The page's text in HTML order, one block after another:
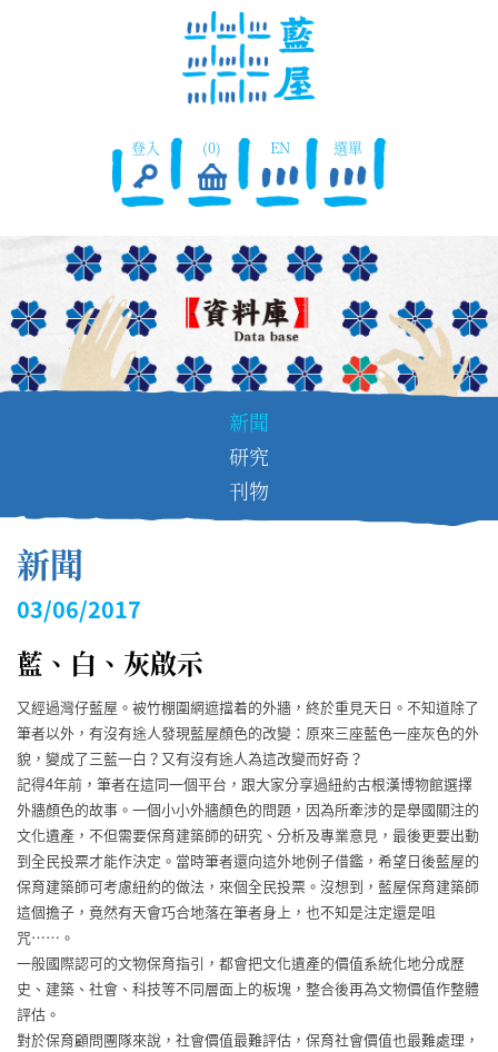
登入 (0) EN 選單
新聞
研究
刊物
新聞
03/06/2017
藍、白、灰啟示
又經過灣仔藍屋。被竹棚圍網遮擋着的外牆，終於重見天日。不知道除了
筆者以外，有沒有途人發現藍屋顏色的改變：原來三座藍色一座灰色的外
貌，變成了三藍一白？又有沒有途人為這改變而好奇？
記得4年前，筆者在這同一個平台，跟大家分享過紐約古根漢博物館選擇
外牆顏色的故事。一個小小外牆顏色的問題，因為所牽涉的是舉國關注的
文化遺產，不但需要保育建築師的研究、分析及專業意見，最後更要出動
到全民投票才能作決定。當時筆者還向這外地例子借鑑，希望日後藍屋的
保育建築師可考慮紐約的做法，來個全民投票。沒想到，藍屋保育建築師
這個擔子，竟然有天會巧合地落在筆者身上，也不知是注定還是咀
咒……。
一般國際認可的文物保育指引，都會把文化遺產的價值系統化地分成歷
史、建築、社會、科技等不同層面上的板塊，整合後再為文物價值作整體
評估。
對於保育顧問團隊來說，社會價值最難評估，保育社會價值也最難處理，